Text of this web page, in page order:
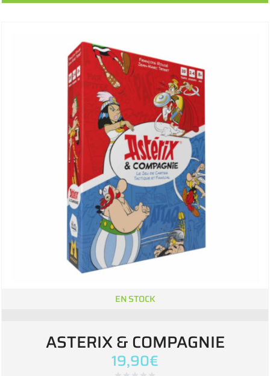
EN STOCK
ASTERIX & COMPAGNIE
19,90€